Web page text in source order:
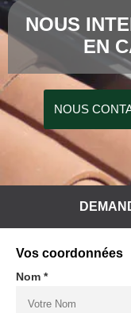
NOUS
EN
NOUS
Vos coordonnées
Nom *